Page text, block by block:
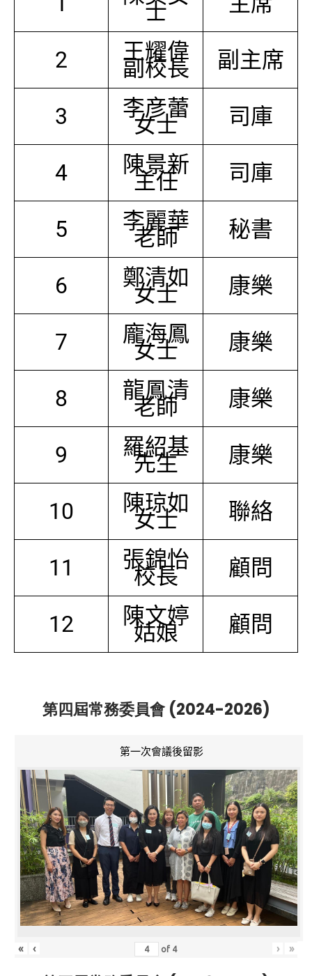
士
2 王耀偉
副校長 副主席
3 李彦蕾
女士 司庫
4 陳景新
主任 司庫
5 李麗華
老師 秘書
6 鄭清如
女士 康樂
7 龐海鳳
女士 康樂
8 龍鳳清
老師 康樂
9 羅紹基
先生 康樂
10 陳琼如
女士 聯絡
11 張錦怡
校長 顧問
12 陳文婷
姑娘 顧問
第四屆常務委員會 (2024-2026)
第一次會議後留影
« ‹ of 4 › »